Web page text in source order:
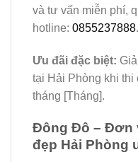
và tư vấn miễn phí,
hotline: 0855237888.
Ưu đãi đặc biệt:
tại Hải Phòng khi thi
tháng [Tháng].
Đông Đô – Đơn
đẹp Hải Phòng